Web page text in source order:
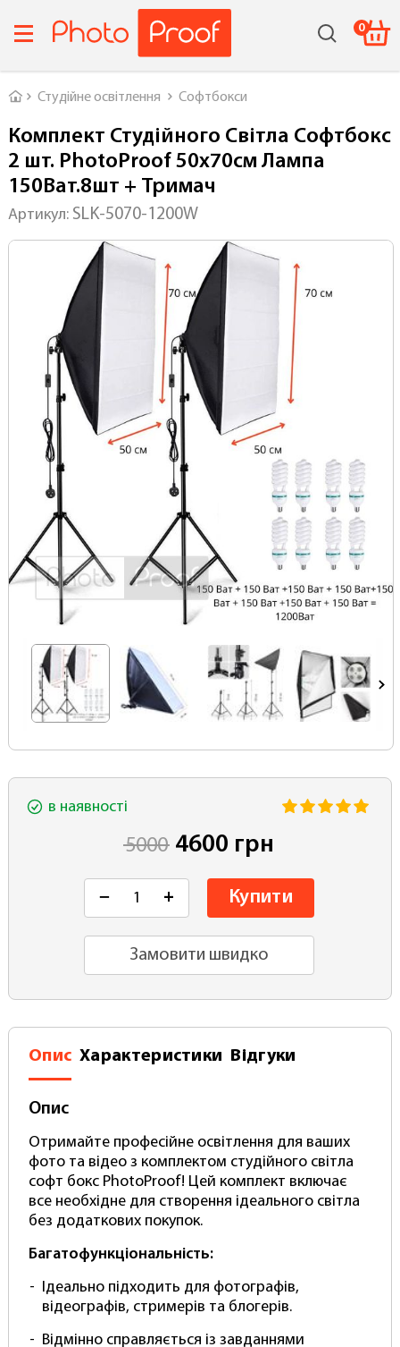
0
Головна
Студійне освітлення Софтбокси
Комплект Студійного Світла Софтбокс
2 шт. PhotoProof 50x70см Лампа
150Ват.8шт + Тримач
Артикул: SLK-5070-1200W
в наявності
5000 4600 грн
− + Купити
Замовити швидко
Опис Характеристики Відгуки
Опис
Отримайте професійне освітлення для ваших
фото та відео з комплектом студійного світла
софт бокс PhotoProof! Цей комплект включає
все необхідне для створення ідеального світла
без додаткових покупок.
Багатофункціональність:
Ідеально підходить для фотографів,
відеографів, стримерів та блогерів.
Відмінно справляється із завданнями